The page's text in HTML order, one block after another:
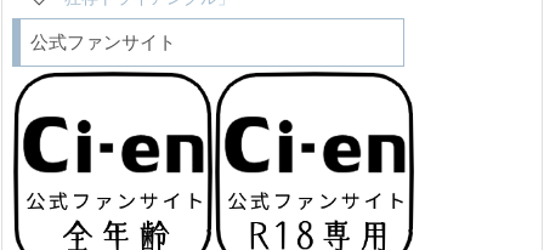
公式ファンサイト